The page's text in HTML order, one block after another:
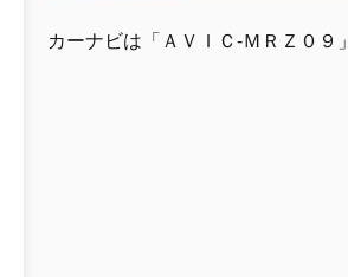
カーナビは「ＡＶＩＣ-ＭＲＺ０９」